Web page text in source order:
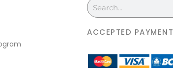
ACCEPTED PAYMENT